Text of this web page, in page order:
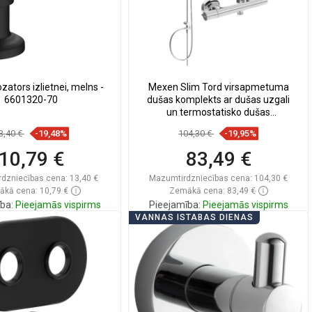
izlietnei, melns -
6601320-70
€ -19,48%
10,79 €
cena: 13,40 €
cena: 10,79 €
Pieejamās vispirms
favorite_border Iecienītākie
Mexen Slim Tord virsapmetuma
dušas komplekts ar dušas uzgali
un termostatisko dušas
jaucējkrānu, hroms - 77105200-00
104,30 € -19,95%
83,49 €
Mazumtirdzniecības cena: 104,30 €
Zemākā cena: 83,49 €
Pieejamība: Pieejamās vispirms
Iecienītākie
Salīdzināt
VANNAS ISTABAS DIENAS